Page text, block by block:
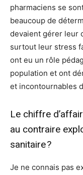
pharmaciens se
beaucoup de
devaient gérer leur
surtout leur stress
ont eu un rôle
population et ont
et incontournables
Le chiffre
au contraire
sanitaire ?
Je ne connais pas